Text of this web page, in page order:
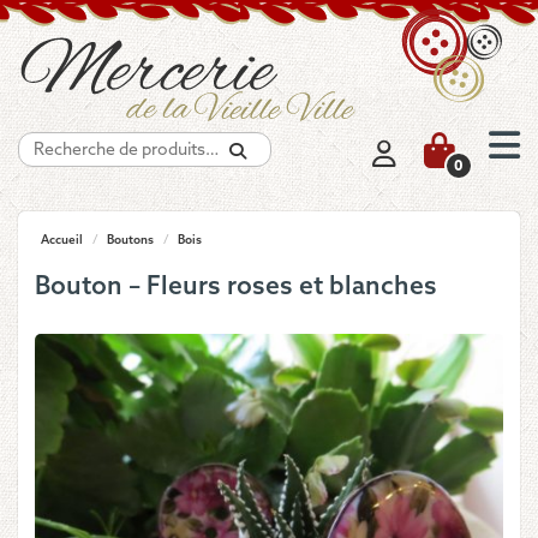
Recherche
0
Accueil / Boutons / Bois
Bouton – Fleurs roses et blanches